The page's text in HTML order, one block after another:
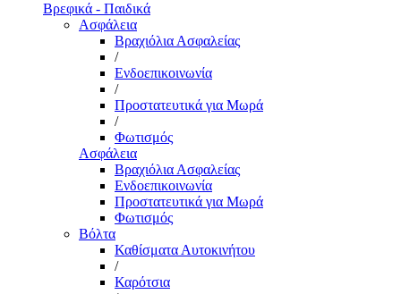
Βρεφικά - Παιδικά
Ασφάλεια
Βραχιόλια Ασφαλείας
/
Ενδοεπικοινωνία
/
Προστατευτικά για Μωρά
/
Φωτισμός
Ασφάλεια
Βραχιόλια Ασφαλείας
Ενδοεπικοινωνία
Προστατευτικά για Μωρά
Φωτισμός
Βόλτα
Καθίσματα Αυτοκινήτου
/
Καρότσια